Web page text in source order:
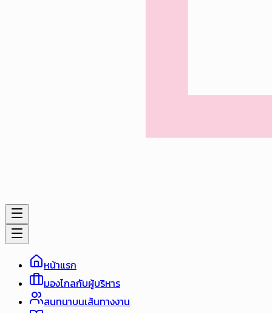
หน้าแรก
มองไกลกับผู้บริหาร
สนทนาบนเส้นทางงาน